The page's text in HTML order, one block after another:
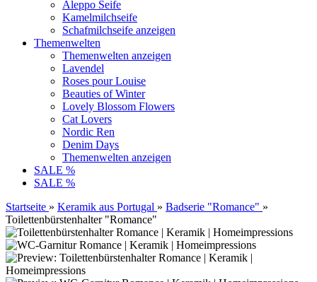
Aleppo Seife
Kamelmilchseife
Schafmilchseife anzeigen
Themenwelten
Themenwelten anzeigen
Lavendel
Roses pour Louise
Beauties of Winter
Lovely Blossom Flowers
Cat Lovers
Nordic Ren
Denim Days
Themenwelten anzeigen
SALE %
SALE %
Startseite » Keramik aus Portugal » Badserie "Romance" »
Toilettenbürstenhalter "Romance"